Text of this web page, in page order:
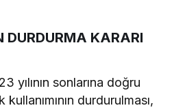
DURDURMA KARARI
yılının sonlarına doğru
durdurulması,